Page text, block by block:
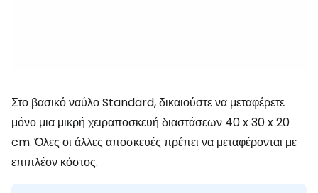
Στο βασικό ναύλο Standard, δικαιούστε να μεταφέρετε
μόνο μια μικρή χειραποσκευή διαστάσεων 40 x 30 x 20
cm. Όλες οι άλλες αποσκευές πρέπει να μεταφέρονται με
επιπλέον κόστος.